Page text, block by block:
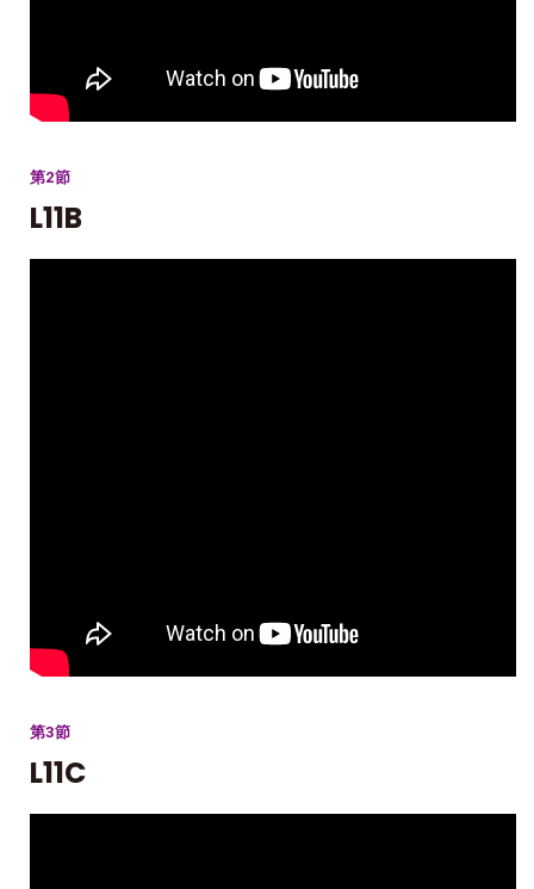
第2節
L11B
第3節
L11C